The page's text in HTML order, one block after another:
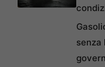
senza